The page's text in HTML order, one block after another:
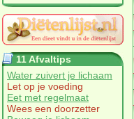
11 Afvaltips
Water zuivert je lichaam
Let op je voeding
Eet met regelmaat
Wees een doorzetter